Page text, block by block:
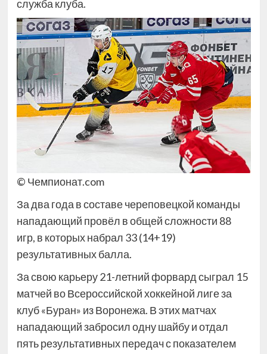
служба клуба.
© Чемпионат.com
За два года в составе череповецкой команды
нападающий провёл в общей сложности 88
игр, в которых набрал 33 (14+19)
результативных балла.
За свою карьеру 21-летний форвард сыграл 15
матчей во Всероссийской хоккейной лиге за
клуб «Буран» из Воронежа. В этих матчах
нападающий забросил одну шайбу и отдал
пять результативных передач с показателем